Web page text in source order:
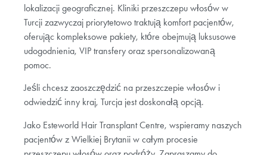
lokalizacji geograficznej. Kliniki przeszczepu włosów w
Turcji zazwyczaj priorytetowo traktują komfort pacjentów,
oferując kompleksowe pakiety, które obejmują luksusowe
udogodnienia, VIP transfery oraz spersonalizowaną
pomoc.
Jeśli chcesz zaoszczędzić na przeszczepie włosów i
odwiedzić inny kraj, Turcja jest doskonałą opcją.
Jako Esteworld Hair Transplant Centre, wspieramy naszych
pacjentów z Wielkiej Brytanii w całym procesie